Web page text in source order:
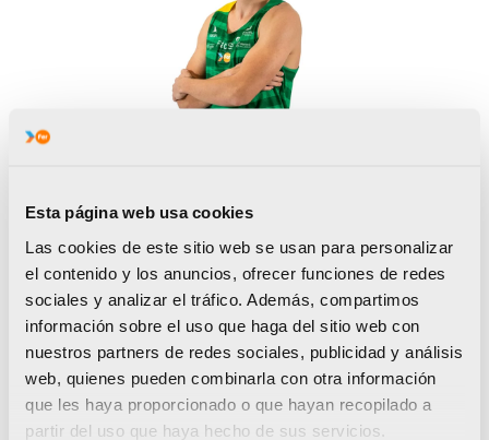
Esta página web usa cookies
Las cookies de este sitio web se usan para personalizar
el contenido y los anuncios, ofrecer funciones de redes
sociales y analizar el tráfico. Además, compartimos
información sobre el uso que haga del sitio web con
nuestros partners de redes sociales, publicidad y análisis
web, quienes pueden combinarla con otra información
que les haya proporcionado o que hayan recopilado a
partir del uso que haya hecho de sus servicios.